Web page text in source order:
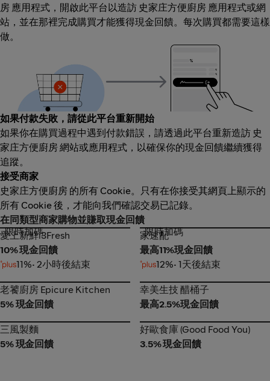
房 應用程式，開啟此平台以造訪 史家庄方便廚房 應用程式或網
站，並在那裡完成購買才能獲得現金回饋。每次購買都需要這樣
做。
如果付款失敗，請從此平台重新開始
如果你在購買過程中遇到付款錯誤，請透過此平台重新造訪 史
家庄方便廚房 網站或應用程式，以確保你的現金回饋繼續獲得
追蹤。
接受商家
史家庄方便廚房 的所有 Cookie。只有在你接受其網頁上顯示的
所有 Cookie 後，才能向我們確認交易已記錄。
在同類型商家購物並賺取現金回饋
愛上新鮮i3Fresh
限時加碼
愛上新鮮i3Fresh
10% 現金回饋
11%• 2小時後結束
家速配
限時加碼
家速配
最高11%現金回饋
12%• 1天後結束
老饕廚房 Epicure Kitchen
老饕廚房 Epicure Kitchen
5% 現金回饋
幸美生技 醋桶子
幸美生技 醋桶子
最高2.5%現金回饋
三風製麵
三風製麵
5% 現金回饋
好歐食庫 (Good Food You)
好歐食庫 (Good Food You)
3.5% 現金回饋